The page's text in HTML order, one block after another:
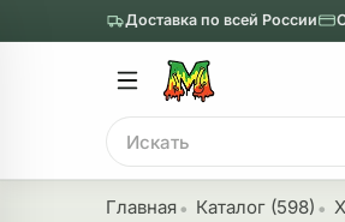
Доставка по всей России
Поиск
Главное меню
Главная Каталог (598)